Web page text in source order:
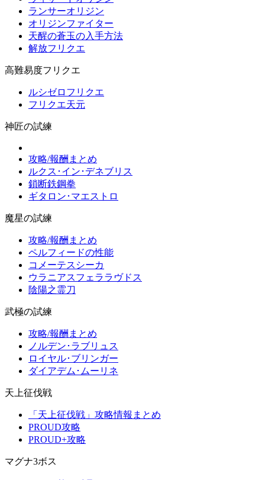
ランサーオリジン
オリジンファイター
天醒の蒼玉の入手方法
解放フリクエ
高難易度フリクエ
ルシゼロフリクエ
フリクエ天元
神匠の試練
攻略/報酬まとめ
ルクス･イン･デネブリス
鎖断鉄鋼拳
ギタロン･マエストロ
魔星の試練
攻略/報酬まとめ
ペルフィードの性能
コメーテスシーカ
ウラニアスフェララヴドス
陰陽之霊刀
武極の試練
攻略/報酬まとめ
ノルデン･ラブリュス
ロイヤル･ブリンガー
ダイアデム･ムーリネ
天上征伐戦
「天上征伐戦」攻略情報まとめ
PROUD攻略
PROUD+攻略
マグナ3ボス